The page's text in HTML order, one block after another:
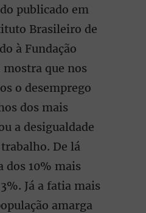
publicado em
Brasileiro de
à Fundação
mostra que nos
o desemprego
dos mais
a desigualdade
De lá
dos 10% mais
Já a fatia mais
amarga